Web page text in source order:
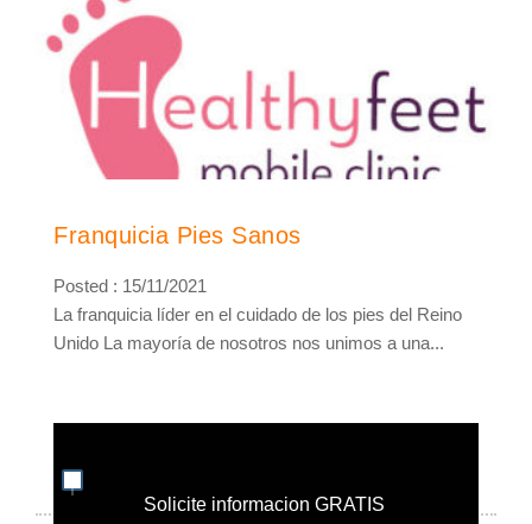
Franquicia Pies Sanos
Posted : 15/11/2021
La franquicia líder en el cuidado de los pies del Reino
Unido La mayoría de nosotros nos unimos a una...
Solicite informacion GRATIS